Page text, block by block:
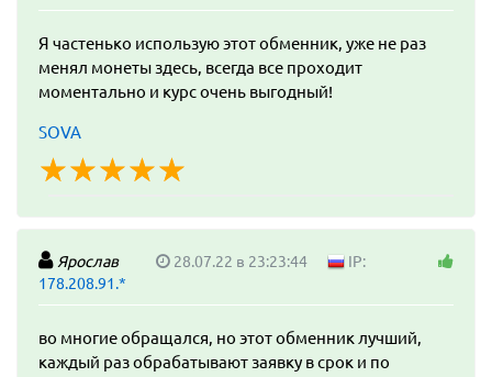
Я частенько использую этот обменник, уже не раз
менял монеты здесь, всегда все проходит
моментально и курс очень выгодный!
SOVA
☆☆☆☆☆
★★★★★
Ярослав 28.07.22 в 23:23:44
IP:
178.208.91.*
во многие обращался, но этот обменник лучший,
каждый раз обрабатывают заявку в срок и по